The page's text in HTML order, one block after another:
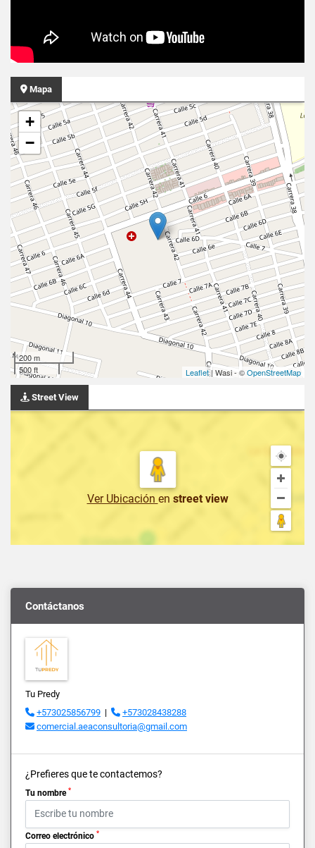
Mapa
+
−
200 m
500 ft
Leaflet| Wasi - ©OpenStreetMap
Street View
Ver Ubicación en street view
Contáctanos
Tu Predy
+573025856799 |
+573028438288
comercial.aeaconsultoria@gmail.com
¿Prefieres que te contactemos?
Tu nombre *
Correo electrónico *